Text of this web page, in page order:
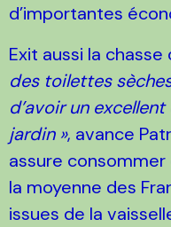
d’importantes
Exit aussi la chasse
des toilettes
d’avoir un
jardin », avance
assure consommer
la moyenne des
issues de la